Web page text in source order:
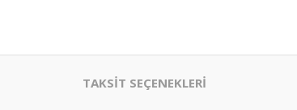
TAKSİT SEÇENEKLERİ